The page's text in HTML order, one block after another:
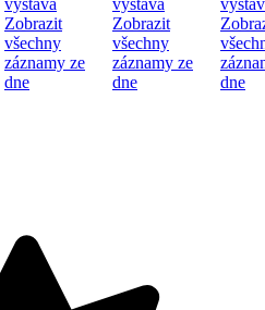
výstava
Zobrazit
všechny
záznamy ze
dne
výstava
Zobrazit
všechny
záznamy ze
dne
dne